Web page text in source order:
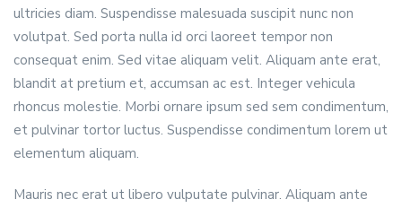
ultricies diam. Suspendisse malesuada suscipit nunc non
volutpat. Sed porta nulla id orci laoreet tempor non
consequat enim. Sed vitae aliquam velit. Aliquam ante erat,
blandit at pretium et, accumsan ac est. Integer vehicula
rhoncus molestie. Morbi ornare ipsum sed sem condimentum,
et pulvinar tortor luctus. Suspendisse condimentum lorem ut
elementum aliquam.
Mauris nec erat ut libero vulputate pulvinar. Aliquam ante